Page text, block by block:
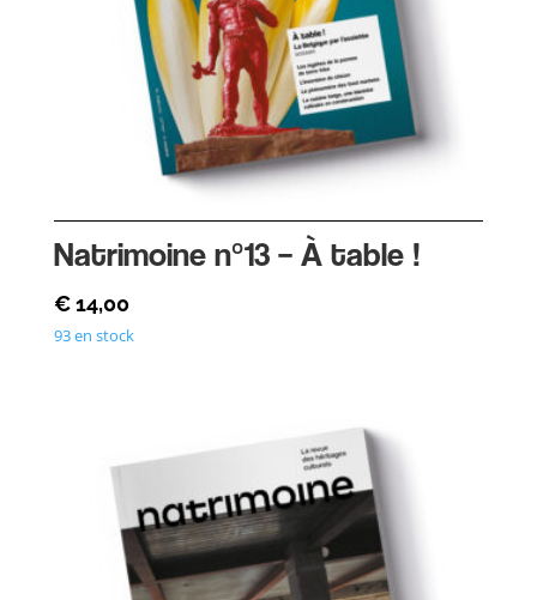
Natrimoine n°13 – À table !
€14,00
93 en stock